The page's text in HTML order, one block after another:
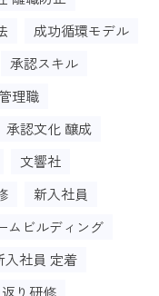
成功循環モデル
承認スキル
理職
承認文化 醸成
文響社
新入社員
ムビルディング
入社員 定着
り研修